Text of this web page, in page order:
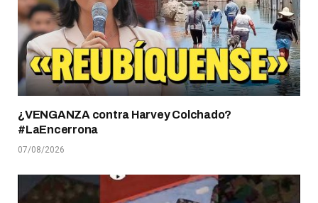
¿VENGANZA contra Harvey Colchado?
#LaEncerrona
07/08/2026